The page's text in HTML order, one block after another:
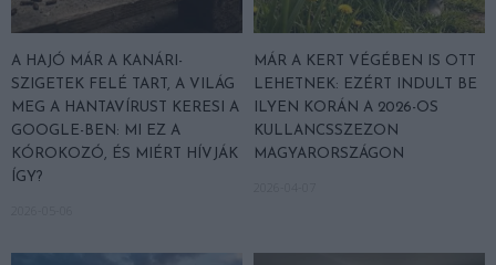
A HAJÓ MÁR A KANÁRI-
SZIGETEK FELÉ TART, A VILÁG
MEG A HANTAVÍRUST KERESI A
GOOGLE-BEN: MI EZ A
KÓROKOZÓ, ÉS MIÉRT HÍVJÁK
ÍGY?
MÁR A KERT VÉGÉBEN IS OTT
LEHETNEK: EZÉRT INDULT BE
ILYEN KORÁN A 2026-OS
KULLANCSSZEZON
MAGYARORSZÁGON